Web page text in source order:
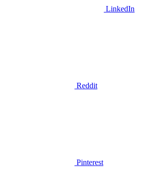
LinkedIn
Reddit
Pinterest